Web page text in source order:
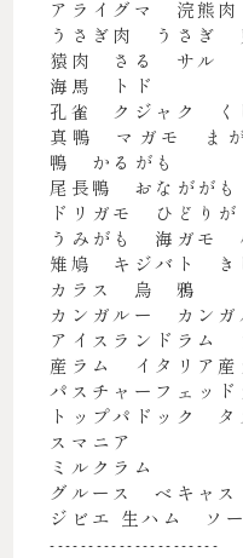
アライグマ 浣熊肉
うさぎ肉 うさぎ
猿肉 さる サル
海馬 トド
孔雀 クジャク く
真鴨 マガモ ま
鴨 かるがも
尾長鴨 おながが
ドリガモ ひどりが
うみがも 海ガモ
雉鳩 キジバト き
カラス 烏 鴉
カンガルー カン
アイスランドラム
産ラム イタリア産
パスチャーフェッ
トップパドック
スマニア
ミルクラム
グルース ベキャス
ジビエ 生ハム ソ
----------------------